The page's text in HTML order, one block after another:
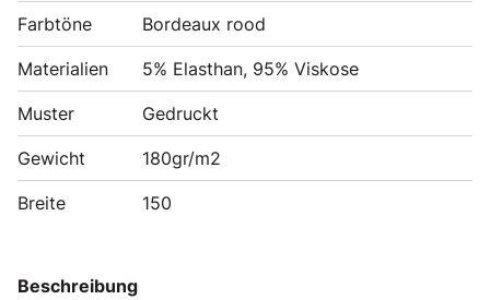
Farbtöne Bordeaux rood
Materialien 5% Elasthan, 95% Viskose
Muster Gedruckt
Gewicht 180gr/m2
Breite 150
Beschreibung